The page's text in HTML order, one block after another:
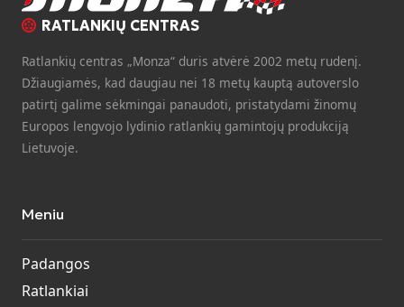
RATLANKIŲ CENTRAS
Ratlankių centras „Monza“ duris atvėrė 2002 metų rudenį.
Džiaugiamės, kad daugiau nei 18 metų kauptą autoverslo
patirtį galime sėkmingai panaudoti, pristatydami žinomų
Europos lengvojo lydinio ratlankių gamintojų produkciją
Lietuvoje.
Meniu
Padangos
Ratlankiai